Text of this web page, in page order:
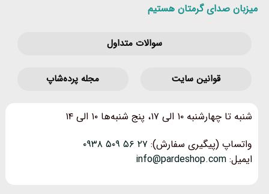
میزبان صدای گرمتان هستیم
سوالات متداول
قوانین‌ سایت مجله پرده‌شاپ
شنبه تا چهارشنبه ۱۰ الی ۱۷، پنج شنبه‌ها ۱۰ الی ۱۴
واتساپ (پیگیری سفارش): ۲۷ ۵۶ ۵۰۹ ۰۹۳۸
ایمیل: info@pardeshop.com